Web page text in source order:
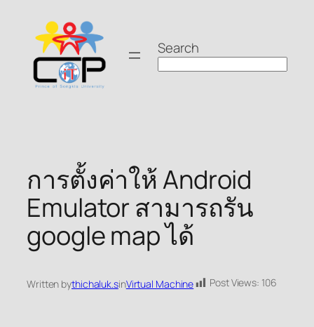
content
Search
การตั้งค่าให้ Android
Emulator สามารถรัน
google map ได้
Written bythichaluk.sinVirtual Machine Post Views: 106